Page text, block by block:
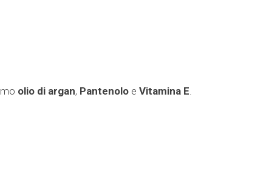
olio di argan, Pantenolo e Vitamina E